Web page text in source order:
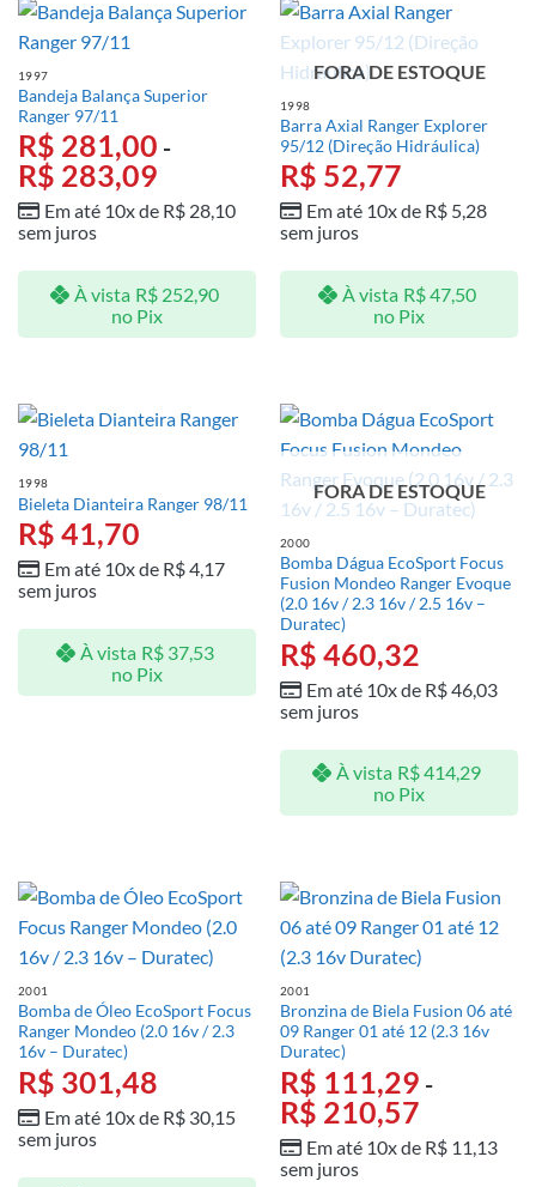
1997
Bandeja Balança Superior
Ranger 97/11
R$ 281,00 -
R$ 283,09
Em até 10x de R$28,10
sem juros
À vista R$ 252,90
no Pix
FORA DE ESTOQUE
1998
Barra Axial Ranger Explorer
95/12 (Direção Hidráulica)
R$ 52,77
Em até 10x de R$5,28
sem juros
À vista R$47,50
no Pix
1998
Bieleta Dianteira Ranger 98/11
R$ 41,70
Em até 10x de R$4,17
sem juros
À vista R$37,53
no Pix
FORA DE ESTOQUE
2000
Bomba Dágua EcoSport Focus
Fusion Mondeo Ranger Evoque
(2.0 16v / 2.3 16v / 2.5 16v –
Duratec)
R$ 460,32
Em até 10x de R$46,03
sem juros
À vista R$414,29
no Pix
2001
Bomba de Óleo EcoSport Focus
Ranger Mondeo (2.0 16v / 2.3
16v – Duratec)
R$ 301,48
Em até 10x de R$30,15
sem juros
2001
Bronzina de Biela Fusion 06 até
09 Ranger 01 até 12 (2.3 16v
Duratec)
R$ 111,29 -
R$ 210,57
Em até 10x de R$11,13
sem juros